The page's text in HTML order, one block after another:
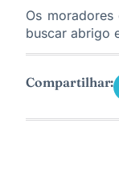
Os
buscar abrigo
Compartilhar: